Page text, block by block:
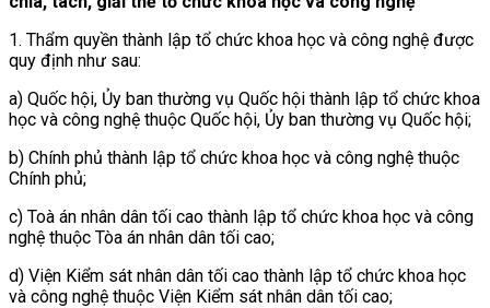
1. Thẩm quyền thành lập tổ chức khoa học và công nghệ được
quy định như sau:
a) Quốc hội, Ủy ban thường vụ Quốc hội thành lập tổ chức khoa
học và công nghệ thuộc Quốc hội, Ủy ban thường vụ Quốc hội;
b) Chính phủ thành lập tổ chức khoa học và công nghệ thuộc
Chính phủ;
c) Toà án nhân dân tối cao thành lập tổ chức khoa học và công
nghệ thuộc Tòa án nhân dân tối cao;
d) Viện Kiểm sát nhân dân tối cao thành lập tổ chức khoa học
và công nghệ thuộc Viện Kiểm sát nhân dân tối cao;